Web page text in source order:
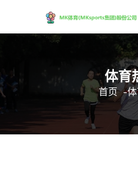
体育
首页 -